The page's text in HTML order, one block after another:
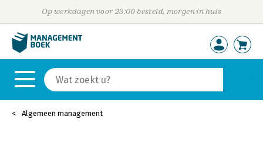
Op werkdagen voor 23:00 besteld, morgen in huis
Algemeen management